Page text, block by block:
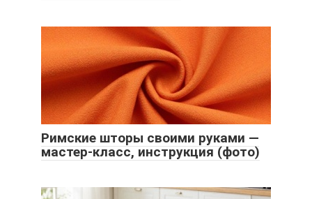
Римские шторы своими руками —
мастер-класс, инструкция (фото)